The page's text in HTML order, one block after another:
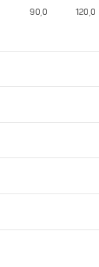
90,0 120,0